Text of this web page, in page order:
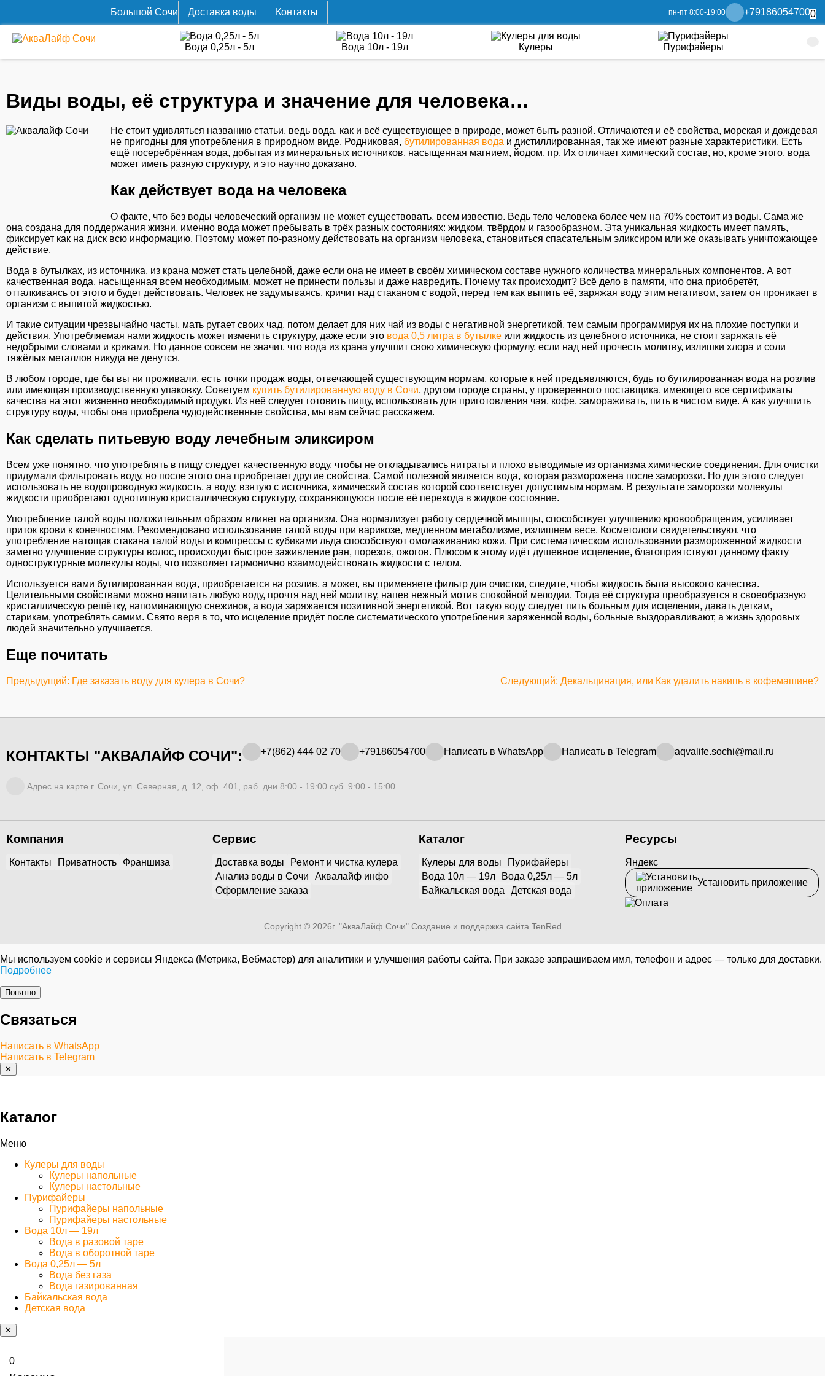
Большой Cочи Доставка воды Контакты пн-пт 8:00-19:00 +791860547000
Вода 0,25л - 5л Вода 10л - 19л Кулеры Пурифайеры
Виды воды, её структура и значение для человека…
Не стоит удивляться названию статьи, ведь вода, как и всё существующее в природе, может быть разной. Отличаются и её свойства, морская и дождевая
не пригодны для употребления в природном виде. Родниковая, бутилированная вода и дистиллированная, так же имеют разные характеристики. Есть
ещё посеребрённая вода, добытая из минеральных источников, насыщенная магнием, йодом, пр. Их отличает химический состав, но, кроме этого, вода
может иметь разную структуру, и это научно доказано.
Как действует вода на человека
О факте, что без воды человеческий организм не может существовать, всем известно. Ведь тело человека более чем на 70% состоит из воды. Сама же
она создана для поддержания жизни, именно вода может пребывать в трёх разных состояниях: жидком, твёрдом и газообразном. Эта уникальная жидкость имеет память,
фиксирует как на диск всю информацию. Поэтому может по-разному действовать на организм человека, становиться спасательным эликсиром или же оказывать уничтожающее
действие.
Вода в бутылках, из источника, из крана может стать целебной, даже если она не имеет в своём химическом составе нужного количества минеральных компонентов. А вот
качественная вода, насыщенная всем необходимым, может не принести пользы и даже навредить. Почему так происходит? Всё дело в памяти, что она приобретёт,
отталкиваясь от этого и будет действовать. Человек не задумываясь, кричит над стаканом с водой, перед тем как выпить её, заряжая воду этим негативом, затем он проникает в
организм с выпитой жидкостью.
И такие ситуации чрезвычайно часты, мать ругает своих чад, потом делает для них чай из воды с негативной энергетикой, тем самым программируя их на плохие поступки и
действия. Употребляемая нами жидкость может изменить структуру, даже если это вода 0,5 литра в бутылке или жидкость из целебного источника, не стоит заряжать её
недобрыми словами и криками. Но данное совсем не значит, что вода из крана улучшит свою химическую формулу, если над ней прочесть молитву, излишки хлора и соли
тяжёлых металлов никуда не денутся.
В любом городе, где бы вы ни проживали, есть точки продаж воды, отвечающей существующим нормам, которые к ней предъявляются, будь то бутилированная вода на розлив
или имеющая производственную упаковку. Советуем купить бутилированную воду в Сочи, другом городе страны, у проверенного поставщика, имеющего все сертификаты
качества на этот жизненно необходимый продукт. Из неё следует готовить пищу, использовать для приготовления чая, кофе, замораживать, пить в чистом виде. А как улучшить
структуру воды, чтобы она приобрела чудодейственные свойства, мы вам сейчас расскажем.
Как сделать питьевую воду лечебным эликсиром
Всем уже понятно, что употреблять в пищу следует качественную воду, чтобы не откладывались нитраты и плохо выводимые из организма химические соединения. Для очистки
придумали фильтровать воду, но после этого она приобретает другие свойства. Самой полезной является вода, которая разморожена после заморозки. Но для этого следует
использовать не водопроводную жидкость, а воду, взятую с источника, химический состав которой соответствует допустимым нормам. В результате заморозки молекулы
жидкости приобретают однотипную кристаллическую структуру, сохраняющуюся после её перехода в жидкое состояние.
Употребление талой воды положительным образом влияет на организм. Она нормализует работу сердечной мышцы, способствует улучшению кровообращения, усиливает
приток крови к конечностям. Рекомендовано использование талой воды при варикозе, медленном метаболизме, излишнем весе. Косметологи свидетельствуют, что
употребление натощак стакана талой воды и компрессы с кубиками льда способствуют омолаживанию кожи. При систематическом использовании размороженной жидкости
заметно улучшение структуры волос, происходит быстрое заживление ран, порезов, ожогов. Плюсом к этому идёт душевное исцеление, благоприятствуют данному факту
одноструктурные молекулы воды, что позволяет гармонично взаимодействовать жидкости с телом.
Используется вами бутилированная вода, приобретается на розлив, а может, вы применяете фильтр для очистки, следите, чтобы жидкость была высокого качества.
Целительными свойствами можно напитать любую воду, прочтя над ней молитву, напев нежный мотив спокойной мелодии. Тогда её структура преобразуется в своеобразную
кристаллическую решётку, напоминающую снежинок, а вода заряжается позитивной энергетикой. Вот такую воду следует пить больным для исцеления, давать деткам,
старикам, употреблять самим. Свято веря в то, что исцеление придёт после систематического употребления заряженной воды, больные выздоравливают, а жизнь здоровых
людей значительно улучшается.
Еще почитать
Следующий: Декальцинация, или Как удалить накипь в кофемашине?
Предыдущий: Где заказать воду для кулера в Сочи?
КОНТАКТЫ "АКВАЛАЙФ СОЧИ": +7(862) 444 02 70 +79186054700 Написать в WhatsApp Написать в Telegram aqvalife.sochi@mail.ru
Адрес на карте г. Сочи, ул. Северная, д. 12, оф. 401, раб. дни 8:00 - 19:00 суб. 9:00 - 15:00
Компания
Контакты Приватность Франшиза
Сервис
Доставка воды
Ремонт и чистка кулера
Анализ воды в Сочи
Аквалайф инфо
Оформление заказа
Каталог
Кулеры для воды
Пурифайеры
Вода 10л — 19л
Вода 0,25л — 5л
Байкальская вода Детская вода
Ресурсы
Яндекс
Установить приложение
Copyright © 2026г. "АкваЛайф Сочи" Создание и поддержка сайта TenRed
Мы используем cookie и сервисы Яндекса (Метрика, Вебмастер) для аналитики и улучшения работы сайта. При заказе запрашиваем имя, телефон и адрес — только для доставки.
Подробнее
Понятно
Связаться
Написать в WhatsApp
Написать в Telegram
✕
Каталог
Меню
Кулеры для воды
Кулеры напольные
Кулеры настольные
Пурифайеры
Пурифайеры напольные
Пурифайеры настольные
Вода 10л — 19л
Вода в разовой таре
Вода в оборотной таре
Вода 0,25л — 5л
Вода без газа
Вода газированная
Байкальская вода
Детская вода
✕
0